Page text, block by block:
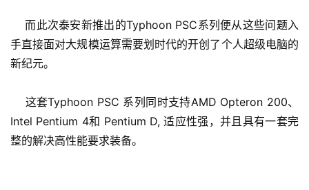
而此次泰安新推出的Typhoon PSC系列便从这些问题入
手直接面对大规模运算需要划时代的开创了个人超级电脑的
新纪元。
这套Typhoon PSC 系列同时支持AMD Opteron 200、
Intel Pentium 4和 Pentium D, 适应性强，并且具有一套完
整的解决高性能要求装备。